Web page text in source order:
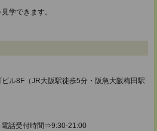
学できます。
ル8F（JR大阪駅徒歩5分・阪急大阪梅田駅
話受付時間⇒9:30-21:00